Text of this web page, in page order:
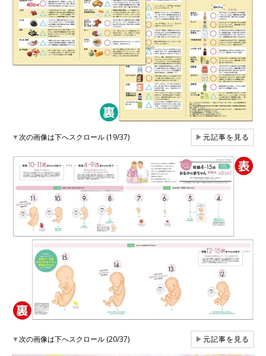
▼次の画像は下へスクロール (19/37) ▶元記事を見る
▼次の画像は下へスクロール (20/37) ▶元記事を見る